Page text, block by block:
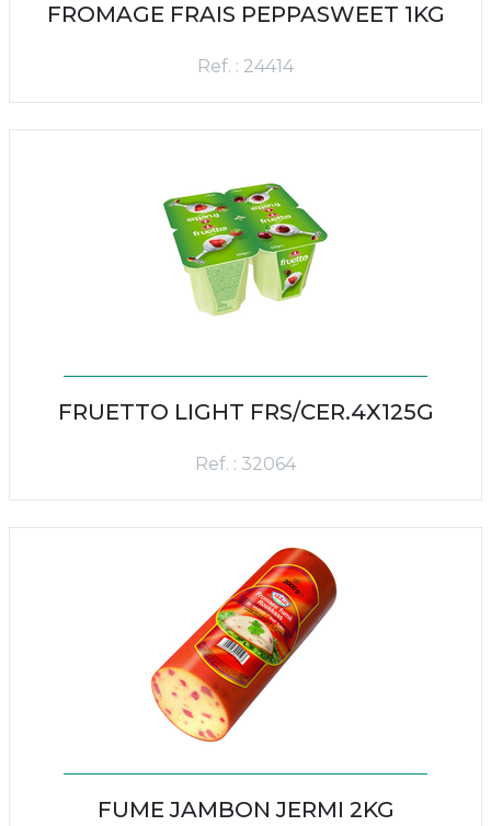
FROMAGE FRAIS PEPPASWEET 1KG
Ref. : 24414
FRUETTO LIGHT FRS/CER.4X125G
Ref. : 32064
FUME JAMBON JERMI 2KG